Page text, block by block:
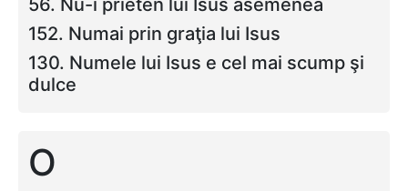
56. Nu-i prieten lui Isus asemenea
152. Numai prin graţia lui Isus
130. Numele lui Isus e cel mai scump şi
dulce
O